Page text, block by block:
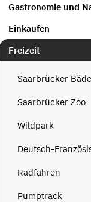
Gastronomie und
Einkaufen
Freizeit
Saarbrücker
Saarbrücker Zoo
Wildpark
Deutsch-
Radfahren
Pumptrack